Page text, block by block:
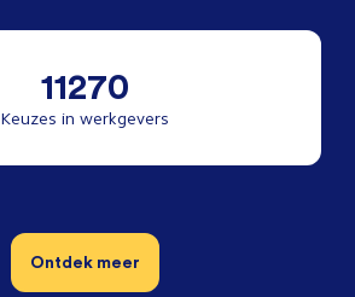
11270
Keuzes in werkgevers
Ontdek meer